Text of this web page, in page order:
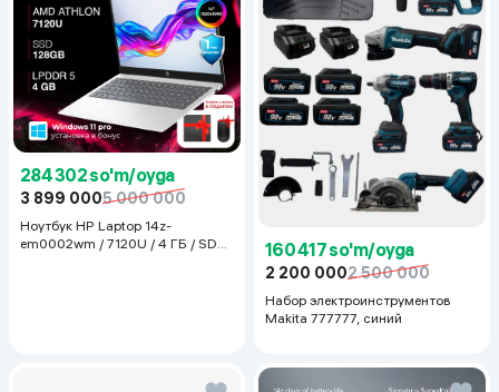
284 302 so'm/oyga
3 899 0005 000 000
Ноутбук HP Laptop 14z-
em0002wm / 7120U / 4 ГБ / SDD
160 417 so'm/oyga
2 200 0002 500 000
Набор электроинструментов
Makita 777777, синий